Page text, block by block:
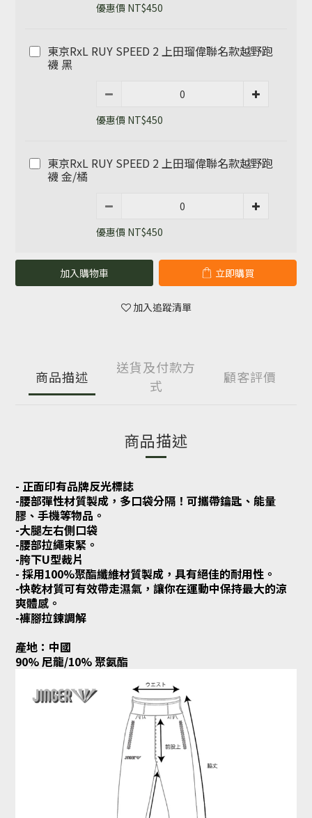
優惠價 NT$450
東京RxL RUY SPEED 2 上田瑠偉聯名款越野跑
襪 黑
優惠價 NT$450
東京RxL RUY SPEED 2 上田瑠偉聯名款越野跑
襪 金/橘
優惠價 NT$450
加入購物車 立即購買
加入追蹤清單
商品描述
送貨及付款方
式
顧客評價
商品描述
- 正面印有品牌反光標誌
-腰部彈性材質製成，多口袋分隔！可攜帶鑰匙、能量
膠、手機等物品。
-大腿左右側口袋
-腰部拉繩束緊。
-胯下U型裁片
- 採用100%聚酯纖維材質製成，具有絕佳的耐用性。
-快乾材質可有效帶走濕氣，讓你在運動中保持最大的涼
爽體感。
-褲腳拉鍊調解
產地：中國
90% 尼龍/10% 聚氨酯